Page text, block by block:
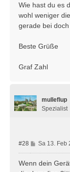
Wie hast du es
wohl weniger
gerade bei
Beste Grüße
Graf Zahl
mulleflup
Spezialist
#28
B
e
i
Sa 13. Feb
Wenn dein